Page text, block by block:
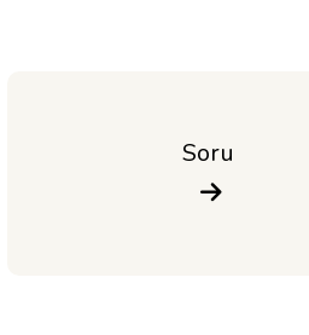
Soru